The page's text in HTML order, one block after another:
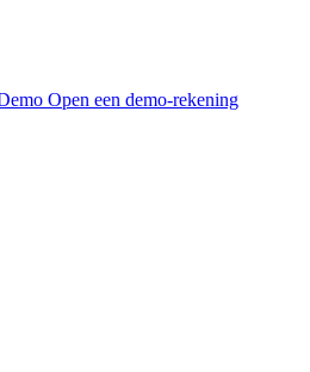
Open een demo-rekening